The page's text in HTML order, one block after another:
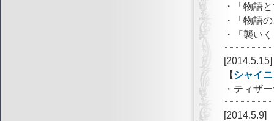
・「物語
・「物語
・「襲い
[2014.5.15]
【シャイ
・ティザ
[2014.5.9]